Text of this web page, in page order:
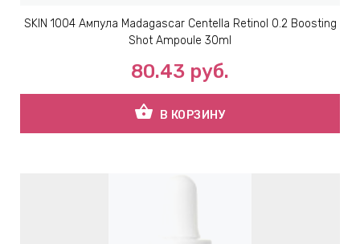
SKIN 1004 Ампула Madagascar Centella Retinol 0.2 Boosting
Shot Ampoule 30ml
80.43 руб.
shopping_basket В КОРЗИНУ